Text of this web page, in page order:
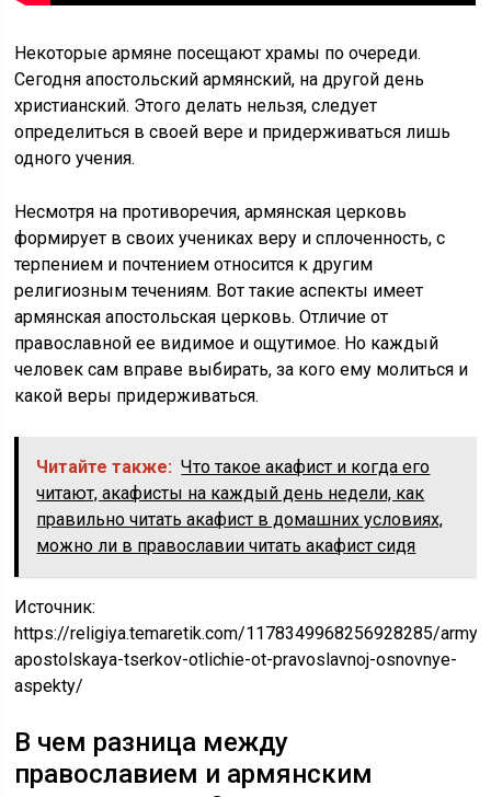
Некоторые армяне посещают храмы по очереди.
Сегодня апостольский армянский, на другой день
христианский. Этого делать нельзя, следует
определиться в своей вере и придерживаться лишь
одного учения.
Несмотря на противоречия, армянская церковь
формирует в своих учениках веру и сплоченность, с
терпением и почтением относится к другим
религиозным течениям. Вот такие аспекты имеет
армянская апостольская церковь. Отличие от
православной ее видимое и ощутимое. Но каждый
человек сам вправе выбирать, за кого ему молиться и
какой веры придерживаться.
Читайте также: Что такое акафист и когда его
читают, акафисты на каждый день недели, как
правильно читать акафист в домашних условиях,
можно ли в православии читать акафист сидя
Источник:
https://religiya.temaretik.com/1178349968256928285/
apostolskaya-tserkov-otlichie-ot-pravoslavnoj-osnovnye-
aspekty/
В чем разница между
православием и армянским